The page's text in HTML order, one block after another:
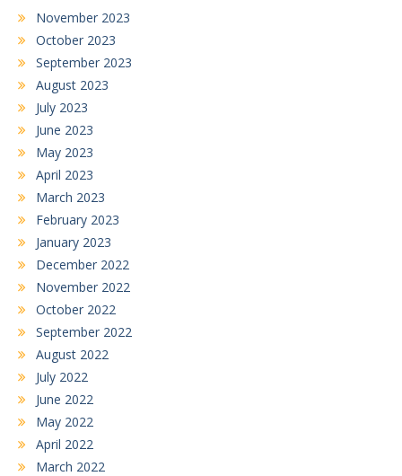
November 2023
October 2023
September 2023
August 2023
July 2023
June 2023
May 2023
April 2023
March 2023
February 2023
January 2023
December 2022
November 2022
October 2022
September 2022
August 2022
July 2022
June 2022
May 2022
April 2022
March 2022